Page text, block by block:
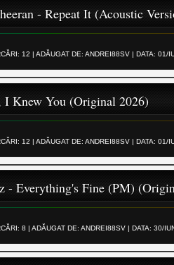
- Repeat It (Acoustic
12 | ADĂUGAT DE: ANDREI88SV | DATA: 01/
Knew You (Original 2026)
12 | ADĂUGAT DE: ANDREI88SV | DATA: 01/
- Everything's Fine (PM)
8 | ADĂUGAT DE: ANDREI88SV | DATA: 30/